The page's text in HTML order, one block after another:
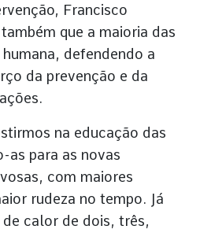
Francisco
que a maioria das
defendendo a
da prevenção e da
na educação das
as para as novas
com maiores
rudeza no tempo. Já
calor de dois, três,